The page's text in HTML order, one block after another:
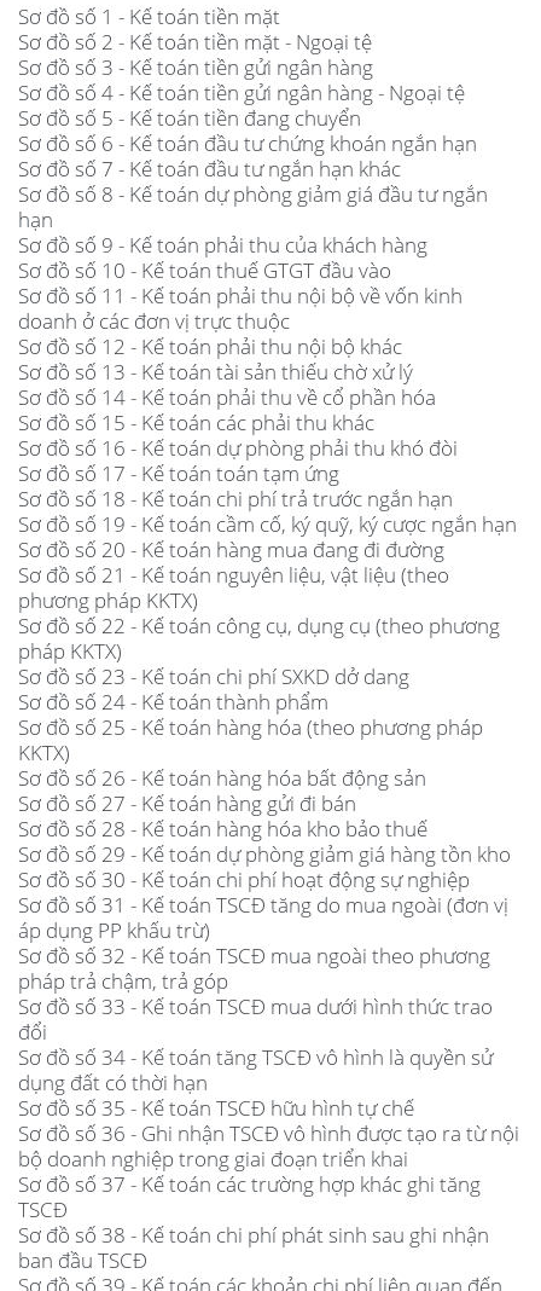
Sơ đồ số 1 - Kế toán tiền mặt
Sơ đồ số 2 - Kế toán tiền mặt - Ngoại tệ
Sơ đồ số 3 - Kế toán tiền gửi ngân hàng
Sơ đồ số 4 - Kế toán tiền gửi ngân hàng - Ngoại tệ
Sơ đồ số 5 - Kế toán tiền đang chuyển
Sơ đồ số 6 - Kế toán đầu tư chứng khoán ngắn hạn
Sơ đồ số 7 - Kế toán đầu tư ngắn hạn khác
Sơ đồ số 8 - Kế toán dự phòng giảm giá đầu tư ngắn
hạn
Sơ đồ số 9 - Kế toán phải thu của khách hàng
Sơ đồ số 10 - Kế toán thuế GTGT đầu vào
Sơ đồ số 11 - Kế toán phải thu nội bộ về vốn kinh
doanh ở các đơn vị trực thuộc
Sơ đồ số 12 - Kế toán phải thu nội bộ khác
Sơ đồ số 13 - Kế toán tài sản thiếu chờ xử lý
Sơ đồ số 14 - Kế toán phải thu về cổ phần hóa
Sơ đồ số 15 - Kế toán các phải thu khác
Sơ đồ số 16 - Kế toán dự phòng phải thu khó đòi
Sơ đồ số 17 - Kế toán toán tạm ứng
Sơ đồ số 18 - Kế toán chi phí trả trước ngắn hạn
Sơ đồ số 19 - Kế toán cầm cố, ký quỹ, ký cược ngắn hạn
Sơ đồ số 20 - Kế toán hàng mua đang đi đường
Sơ đồ số 21 - Kế toán nguyên liệu, vật liệu (theo
phương pháp KKTX)
Sơ đồ số 22 - Kế toán công cụ, dụng cụ (theo phương
pháp KKTX)
Sơ đồ số 23 - Kế toán chi phí SXKD dở dang
Sơ đồ số 24 - Kế toán thành phẩm
Sơ đồ số 25 - Kế toán hàng hóa (theo phương pháp
KKTX)
Sơ đồ số 26 - Kế toán hàng hóa bất động sản
Sơ đồ số 27 - Kế toán hàng gửi đi bán
Sơ đồ số 28 - Kế toán hàng hóa kho bảo thuế
Sơ đồ số 29 - Kế toán dự phòng giảm giá hàng tồn kho
Sơ đồ số 30 - Kế toán chi phí hoạt động sự nghiệp
Sơ đồ số 31 - Kế toán TSCĐ tăng do mua ngoài (đơn vị
áp dụng PP khấu trừ)
Sơ đồ số 32 - Kế toán TSCĐ mua ngoài theo phương
pháp trả chậm, trả góp
Sơ đồ số 33 - Kế toán TSCĐ mua dưới hình thức trao
đổi
Sơ đồ số 34 - Kế toán tăng TSCĐ vô hình là quyền sử
dụng đất có thời hạn
Sơ đồ số 35 - Kế toán TSCĐ hữu hình tự chế
Sơ đồ số 36 - Ghi nhận TSCĐ vô hình được tạo ra từ nội
bộ doanh nghiệp trong giai đoạn triển khai
Sơ đồ số 37 - Kế toán các trường hợp khác ghi tăng
TSCĐ
Sơ đồ số 38 - Kế toán chi phí phát sinh sau ghi nhận
ban đầu TSCĐ
Sơ đồ số 39 - Kế toán các khoản chi phí liên quan đến